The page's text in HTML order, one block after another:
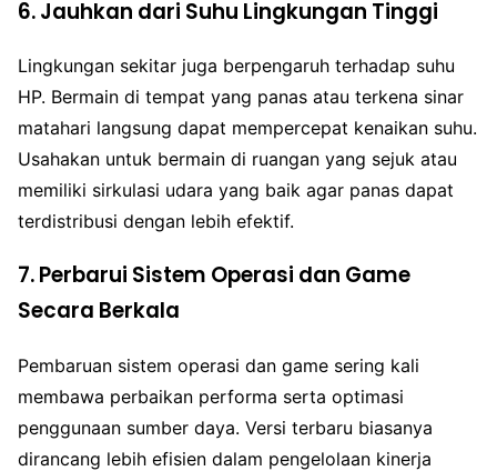
6. Jauhkan dari Suhu Lingkungan Tinggi
Lingkungan sekitar juga berpengaruh terhadap suhu
HP. Bermain di tempat yang panas atau terkena sinar
matahari langsung dapat mempercepat kenaikan suhu.
Usahakan untuk bermain di ruangan yang sejuk atau
memiliki sirkulasi udara yang baik agar panas dapat
terdistribusi dengan lebih efektif.
7. Perbarui Sistem Operasi dan Game
Secara Berkala
Pembaruan sistem operasi dan game sering kali
membawa perbaikan performa serta optimasi
penggunaan sumber daya. Versi terbaru biasanya
dirancang lebih efisien dalam pengelolaan kinerja